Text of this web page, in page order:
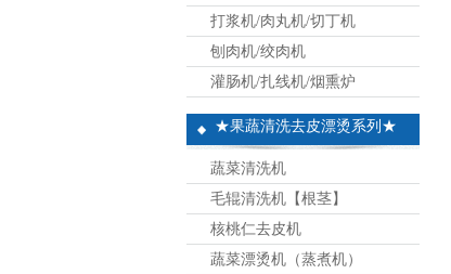
打浆机/肉丸机/切丁机
刨肉机/绞肉机
灌肠机/扎线机/烟熏炉
★果蔬清洗去皮漂烫系列★
蔬菜清洗机
毛辊清洗机【根茎】
核桃仁去皮机
蔬菜漂烫机（蒸煮机）